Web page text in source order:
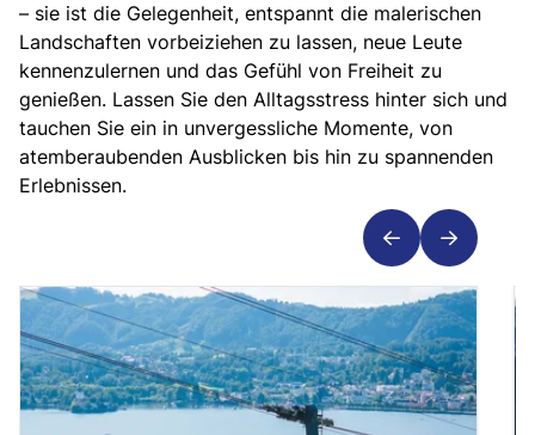
– sie ist die Gelegenheit, entspannt die malerischen
Landschaften vorbeiziehen zu lassen, neue Leute
kennenzulernen und das Gefühl von Freiheit zu
genießen. Lassen Sie den Alltagsstress hinter sich und
tauchen Sie ein in unvergessliche Momente, von
atemberaubenden Ausblicken bis hin zu spannenden
Erlebnissen.